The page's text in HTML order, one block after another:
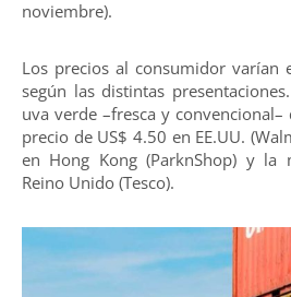
noviembre).
Los precios al consumidor varían
según las distintas
uva verde –fresca y
precio de US$ 4.50 en EE.UU.
en Hong Kong (ParknShop) y la
Reino Unido (Tesco).